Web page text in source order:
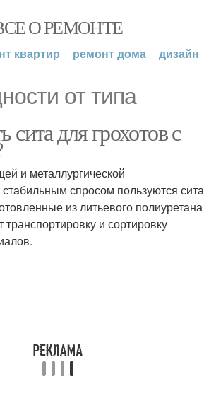
О РЕМОНТЕ
квартир ремонт дома дизайн
от типа
сита для грохотов с
и металлургической
спросом пользуются сита
из литьевого полиуретана
и сортировку